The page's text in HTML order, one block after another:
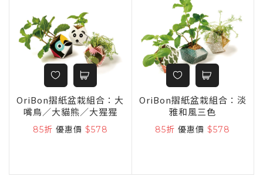
OriBon摺紙盆栽組合：大
嘴鳥／大貓熊／大猩猩
85折 優惠價 $578
OriBon摺紙盆栽組合：淡
雅和風三色
85折優惠價$578